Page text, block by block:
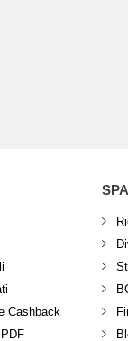
Cashback